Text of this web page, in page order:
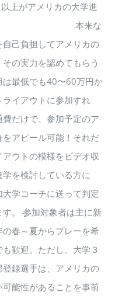
上がアメリカの大学進
ます。 本来な
己負担してアメリカの
の実力を認めてもらう
最低でも40〜60万円か
イアウトに参加すれ
だけで、参加予定のア
アピール可能！それだ
ウトの模様をビデオ収
を検討している方に
学コーチに送って判定
。 参加対象者は主に新
春～夏からプレーを希
歓迎。ただし、大学３
録選手は、アメリカの
能性があることを事前